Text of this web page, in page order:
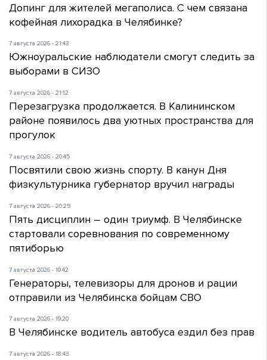
Допинг для жителей мегаполиса. С чем связана
кофейная лихорадка в Челябинке?
7 августа 2026 - 21:43
Южноуральские наблюдатели смогут следить за
выборами в СИЗО
7 августа 2026 - 21:12
Перезагрузка продолжается. В Калининском
районе появилось два уютных пространства для
прогулок
7 августа 2026 - 20:45
Посвятили свою жизнь спорту. В канун Дня
физкультурника губернатор вручил награды
7 августа 2026 - 20:25
Пять дисциплин – один триумф. В Челябинске
стартовали соревнования по современному
пятиборью
7 августа 2026 - 19:42
Генераторы, телевизоры для дронов и рации
отправили из Челябинска бойцам СВО
7 августа 2026 - 19:20
В Челябинске водитель автобуса ездил без прав
7 августа 2026 - 18:43